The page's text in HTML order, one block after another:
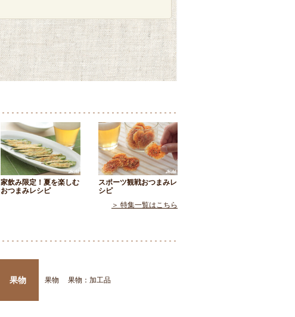
家飲み限定！夏を楽しむ
おつまみレシピ
スポーツ観戦おつまみレ
シピ
＞ 特集一覧はこちら
果物 果物 果物：加工品